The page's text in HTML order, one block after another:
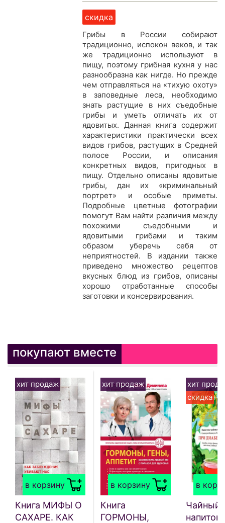
скидка
Грибы в России собирают
традиционно, испокон веков, и так
же традиционно используют в
пищу, поэтому грибная кухня у нас
разнообразна как нигде. Но прежде
чем отправляться на «тихую охоту»
в заповедные леса, необходимо
знать растущие в них съедобные
грибы и уметь отличать их от
ядовитых. Данная книга содержит
характеристики практически всех
видов грибов, растущих в Средней
полосе России, и описания
конкретных видов, пригодных в
пищу. Отдельно описаны ядовитые
грибы, дан их «криминальный
портрет» и особые приметы.
Подробные цветные фотографии
помогут Вам найти различия между
похожими съедобными и
ядовитыми грибами и таким
образом уберечь себя от
неприятностей. В издании также
приведено множество рецептов
вкусных блюд из грибов, описаны
хорошо отработанные способы
заготовки и консервирования.
покупают вместе
в корзину
хит продаж
Книга МИФЫ О
САХАРЕ. КАК
в корзину
хит продаж
Книга
ГОРМОНЫ,
в
хит
скидка
Чайный